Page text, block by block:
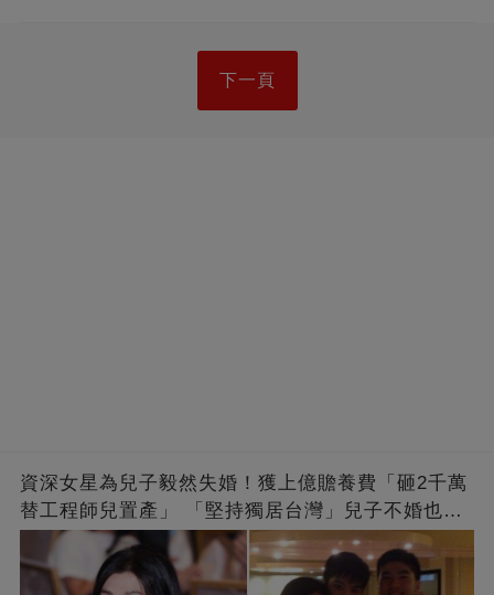
下一頁
資深女星為兒子毅然失婚！獲上億贍養費「砸2千萬
替工程師兒置產」 「堅持獨居台灣」兒子不婚也支